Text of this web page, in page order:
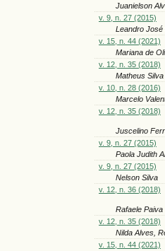
Juanielson
v. 9, n. 27 (2015)
Leandro José
v. 15, n. 44 (2021)
Mariana de
v. 12, n. 35 (2018)
Matheus Silva
v. 10, n. 28 (2016)
Marcelo
v. 12, n. 35 (2018)
Juscelino
v. 9, n. 27 (2015)
Paola Judith
v. 9, n. 27 (2015)
Nelson Silva
v. 12, n. 36 (2018)
Rafaele Paiva
v. 12, n. 35 (2018)
Nilda Alves,
v. 15, n. 44 (2021)